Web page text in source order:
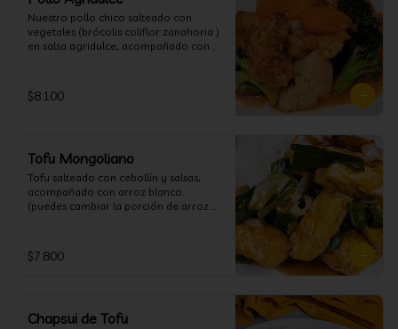
Nuestro pollo chico salteado con
vegetales (brócolis coliflor zanahoria )
en salsa agridulce, acompañado con
fritas o fideos)
$8.100
Tofu Mongoliano
Tofu salteado con cebollín y salsas,
acompañado con arroz blanco.
(puedes cambiar la porción de arroz
$7.800
Chapsui de Tofu